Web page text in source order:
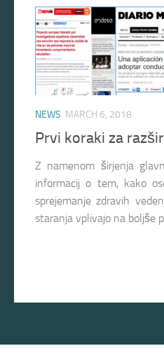
NEWS MARCH 6, 2018
Prvi koraki za
Z namenom širjenja
informacij o tem, kako
sprejemanje zdravih
staranja vplivajo na boljše